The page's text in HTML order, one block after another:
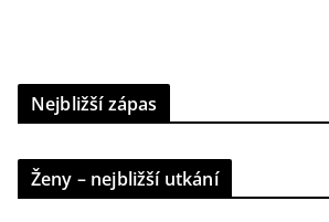
Nejbližší zápas
Ženy – nejbližší utkání